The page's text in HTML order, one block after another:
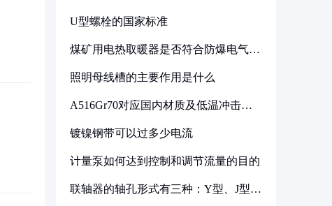
U型螺栓的国家标准
煤矿用电热取暖器是否符合防爆电气设
照明母线槽的主要作用是什么
A516Gr70对应国内材质及低温冲击要
镀镍钢带可以过多少电流
计量泵如何达到控制和调节流量的目的
联轴器的轴孔形式有三种：Y型、J型、